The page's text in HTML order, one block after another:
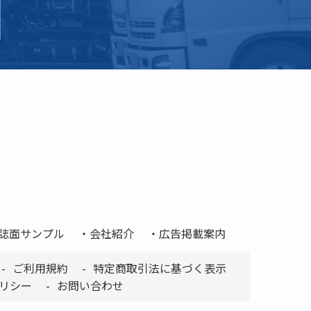
面サンプル 会社紹介 広告掲載案内
ご利用規約
特定商取引法に基づく表示
シー
お問い合わせ